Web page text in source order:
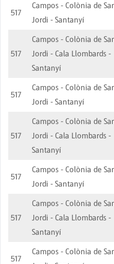
517
Campos - Colònia de
Jordi - Santanyí
517
Campos - Colònia de
Jordi - Cala Llombards -
Santanyí
517
Campos - Colònia de
Jordi - Santanyí
517
Campos - Colònia de
Jordi - Cala Llombards -
Santanyí
517
Campos - Colònia de
Jordi - Santanyí
517
Campos - Colònia de
Jordi - Cala Llombards -
Santanyí
517
Campos - Colònia de